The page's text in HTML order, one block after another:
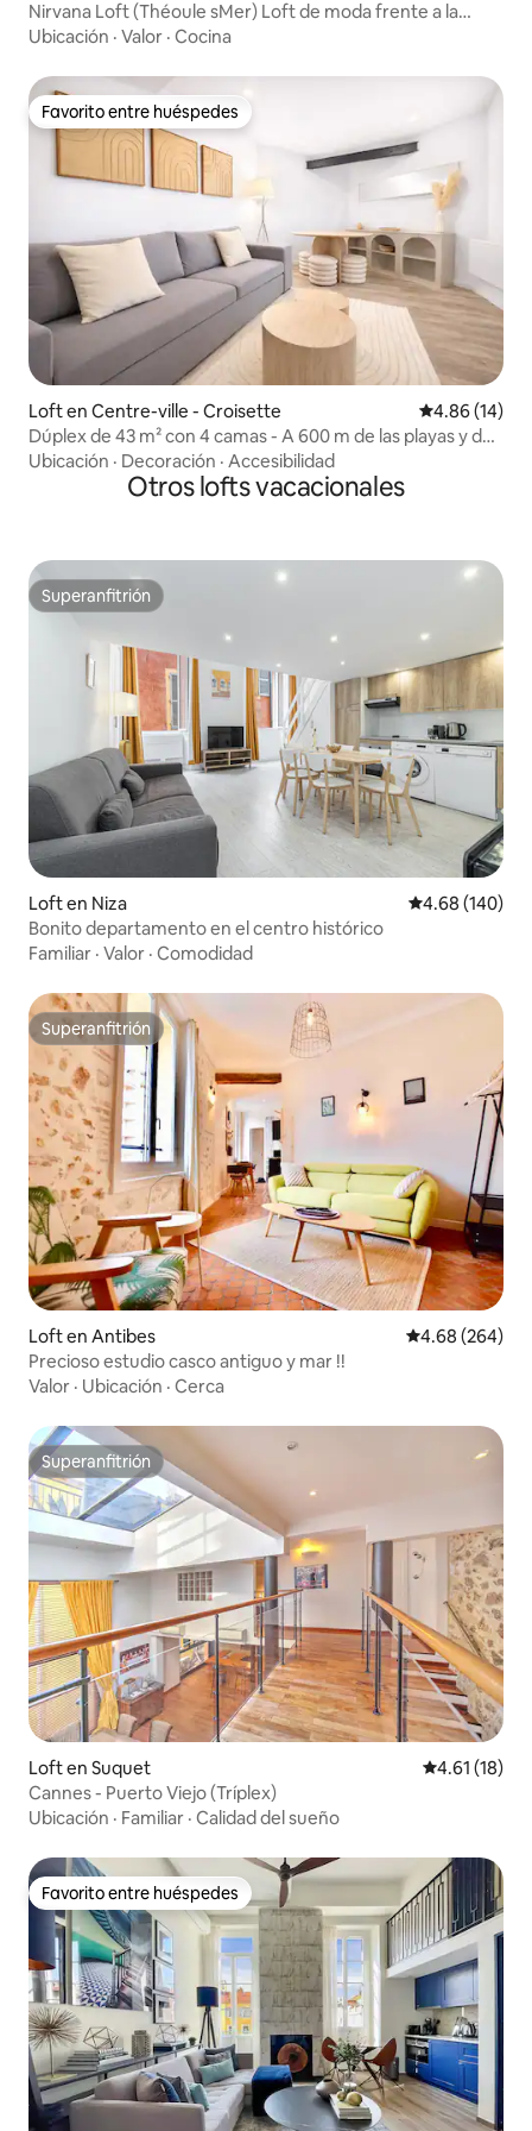
Nirvana Loft (Théoule sMer) Loft de moda frente a la
playa
Ubicación · Valor · Cocina
Favorito entre huéspedes
Favorito entre huéspedes
Loft en Centre-ville - Croisette Calificación
4.86 (14)
Dúplex de 43 m² con 4 camas - A 600 m de las playas y del
Palacio de Festivales
Ubicación · Decoración · Accesibilidad
Otros lofts vacacionales
Superanfitrión
Superanfitrión
Loft en Niza Calificación
4.68 (140)
Bonito departamento en el centro histórico
Familiar · Valor · Comodidad
Superanfitrión
Superanfitrión
Loft en Antibes Calificación
4.68 (264)
Precioso estudio casco antiguo y mar !!
Valor · Ubicación · Cerca
Superanfitrión
Superanfitrión
Loft en Suquet Calificación
4.61 (18)
Cannes - Puerto Viejo (Tríplex)
Ubicación · Familiar · Calidad del sueño
Favorito entre huéspedes
Favorito entre huéspedes